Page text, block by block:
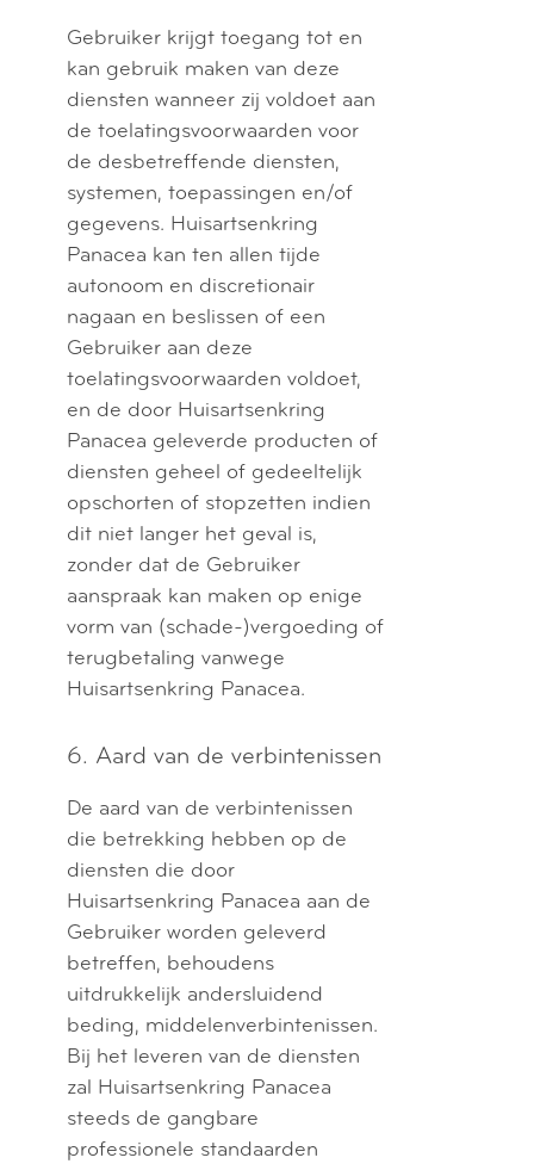
Gebruiker krijgt toegang tot en
kan gebruik maken van deze
diensten wanneer zij voldoet aan
de toelatingsvoorwaarden voor
de desbetreffende diensten,
systemen, toepassingen en/of
gegevens. Huisartsenkring
Panacea kan ten allen tijde
autonoom en discretionair
nagaan en beslissen of een
Gebruiker aan deze
toelatingsvoorwaarden voldoet,
en de door Huisartsenkring
Panacea geleverde producten of
diensten geheel of gedeeltelijk
opschorten of stopzetten indien
dit niet langer het geval is,
zonder dat de Gebruiker
aanspraak kan maken op enige
vorm van (schade-)vergoeding of
terugbetaling vanwege
Huisartsenkring Panacea.
6. Aard van de verbintenissen
De aard van de verbintenissen
die betrekking hebben op de
diensten die door
Huisartsenkring Panacea aan de
Gebruiker worden geleverd
betreffen, behoudens
uitdrukkelijk andersluidend
beding, middelenverbintenissen.
Bij het leveren van de diensten
zal Huisartsenkring Panacea
steeds de gangbare
professionele standaarden